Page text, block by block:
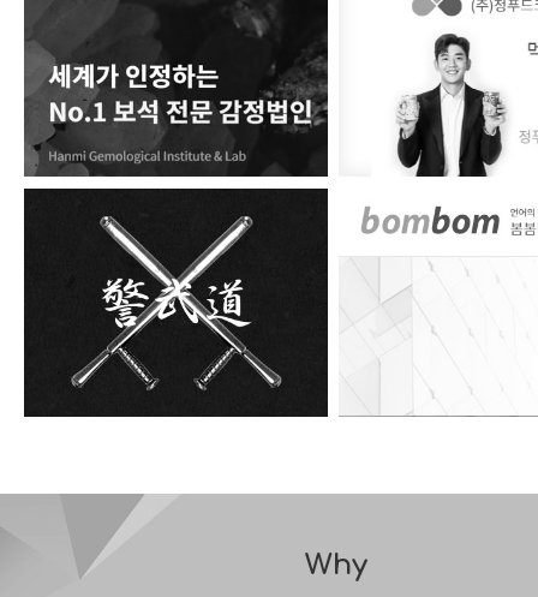
한미보석감정원 정푸드코리아
경무도
Why